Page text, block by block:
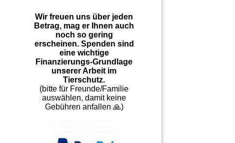
Wir freuen uns über jeden
Betrag, mag er Ihnen auch
noch so gering
erscheinen. Spenden sind
eine wichtige
Finanzierungs-Grundlage
unserer Arbeit im
Tierschutz.
(bitte für Freunde/Familie
auswählen, damit keine
Gebühren anfallen 🙏)